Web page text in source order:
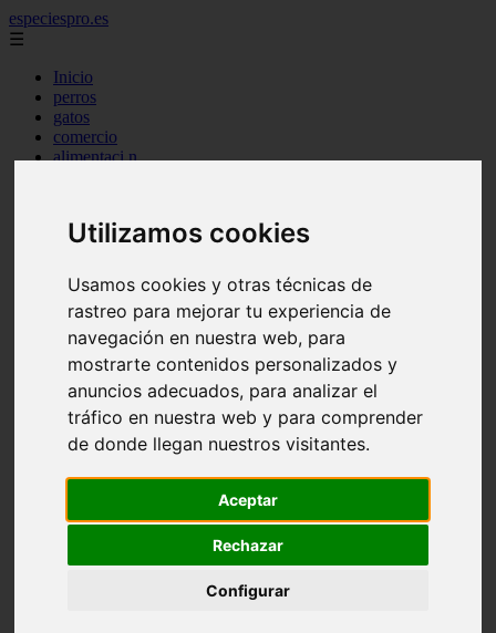
Utilizamos cookies
Usamos cookies y otras técnicas de
rastreo para mejorar tu experiencia de
navegación en nuestra web, para
mostrarte contenidos personalizados y
anuncios adecuados, para analizar el
tráfico en nuestra web y para comprender
de donde llegan nuestros visitantes.
Aceptar
Rechazar
Configurar
especiespro.es
☰
Inicio
perros
gatos
comercio
alimentaci n
tenencia responsable
mantenimiento
aves
marketing
bienestar
peque os mam feros
verano
legislaci n
peluquer a
accesorios
peluquer a canina
complementos
comportamiento